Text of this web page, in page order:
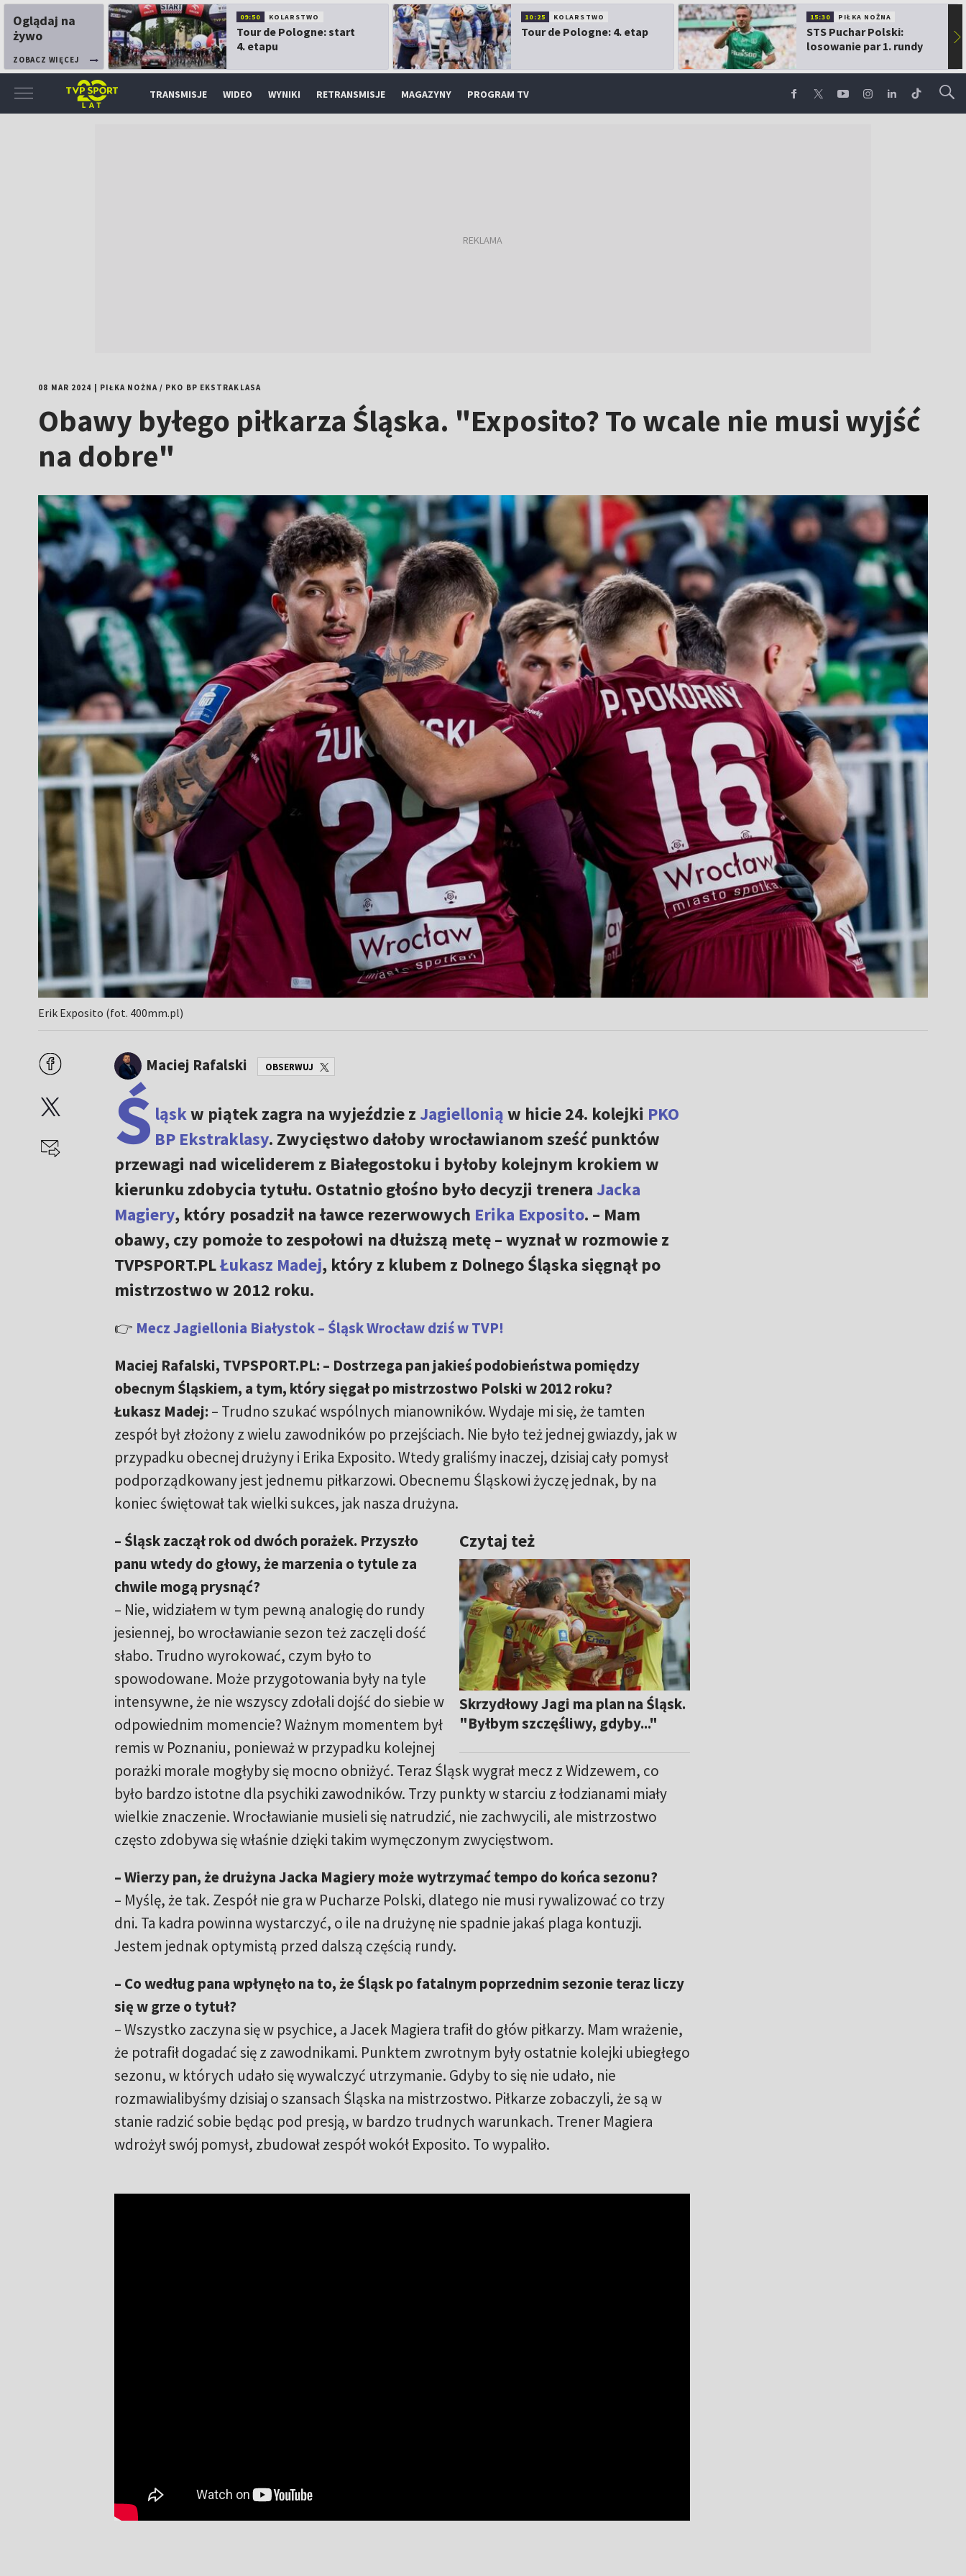
Oglądaj na
żywo
ZOBACZ WIĘCEJ
09:50 KOLARSTWO
Tour de Pologne: start
4. etapu
10:25 KOLARSTWO
Tour de Pologne: 4. etap
15:30 PIŁKA NOŻNA
STS Puchar Polski:
losowanie par 1. rundy
▶
TRANSMISJE WIDEO WYNIKI RETRANSMISJE MAGAZYNY PROGRAM TV
08 MAR 2024 PIŁKA NOŻNA/ PKO BP EKSTRAKLASA
Obawy byłego piłkarza Śląska. "Exposito? To wcale nie musi wyjść
na dobre"
Erik Exposito (fot. 400mm.pl)
Maciej Rafalski OBSERWUJ
Ś ląskw piątek zagra na wyjeździe zJagielloniąw hicie 24. kolejki PKO
BP Ekstraklasy. Zwycięstwo dałoby wrocławianom sześć punktów
przewagi nad wiceliderem z Białegostoku i byłoby kolejnym krokiem w
kierunku zdobycia tytułu. Ostatnio głośno było decyzji treneraJacka
Magiery, który posadził na ławce rezerwowych Erika Exposito. – Mam
obawy, czy pomoże to zespołowi na dłuższą metę – wyznał w rozmowie z
TVPSPORT.PLŁukasz Madej, który z klubem z Dolnego Śląska sięgnął po
mistrzostwo w 2012 roku.
👉 Mecz Jagiellonia Białystok – Śląsk Wrocław dziś w TVP!
Maciej Rafalski, TVPSPORT.PL: – Dostrzega pan jakieś podobieństwa pomiędzy
obecnym Śląskiem, a tym, który sięgał po mistrzostwo Polski w 2012 roku?
Łukasz Madej: – Trudno szukać wspólnych mianowników. Wydaje mi się, że tamten
zespół był złożony z wielu zawodników po przejściach. Nie było też jednej gwiazdy, jak w
przypadku obecnej drużyny i Erika Exposito. Wtedy graliśmy inaczej, dzisiaj cały pomysł
podporządkowany jest jednemu piłkarzowi. Obecnemu Śląskowi życzę jednak, by na
koniec świętował tak wielki sukces, jak nasza drużyna.
Czytaj też
Skrzydłowy Jagi ma plan na Śląsk.
"Byłbym szczęśliwy, gdyby..."
– Śląsk zaczął rok od dwóch porażek. Przyszło
panu wtedy do głowy, że marzenia o tytule za
chwile mogą prysnąć?
– Nie, widziałem w tym pewną analogię do rundy
jesiennej, bo wrocławianie sezon też zaczęli dość
słabo. Trudno wyrokować, czym było to
spowodowane. Może przygotowania były na tyle
intensywne, że nie wszyscy zdołali dojść do siebie w
odpowiednim momencie? Ważnym momentem był
remis w Poznaniu, ponieważ w przypadku kolejnej
porażki morale mogłyby się mocno obniżyć. Teraz Śląsk wygrał mecz z Widzewem, co
było bardzo istotne dla psychiki zawodników. Trzy punkty w starciu z łodzianami miały
wielkie znaczenie. Wrocławianie musieli się natrudzić, nie zachwycili, ale mistrzostwo
często zdobywa się właśnie dzięki takim wymęczonym zwycięstwom.
– Wierzy pan, że drużyna Jacka Magiery może wytrzymać tempo do końca sezonu?
– Myślę, że tak. Zespół nie gra w Pucharze Polski, dlatego nie musi rywalizować co trzy
dni. Ta kadra powinna wystarczyć, o ile na drużynę nie spadnie jakaś plaga kontuzji.
Jestem jednak optymistą przed dalszą częścią rundy.
– Co według pana wpłynęło na to, że Śląsk po fatalnym poprzednim sezonie teraz liczy
się w grze o tytuł?
– Wszystko zaczyna się w psychice, a Jacek Magiera trafił do głów piłkarzy. Mam wrażenie,
że potrafił dogadać się z zawodnikami. Punktem zwrotnym były ostatnie kolejki ubiegłego
sezonu, w których udało się wywalczyć utrzymanie. Gdyby to się nie udało, nie
rozmawialibyśmy dzisiaj o szansach Śląska na mistrzostwo. Piłkarze zobaczyli, że są w
stanie radzić sobie będąc pod presją, w bardzo trudnych warunkach. Trener Magiera
wdrożył swój pomysł, zbudował zespół wokół Exposito. To wypaliło.